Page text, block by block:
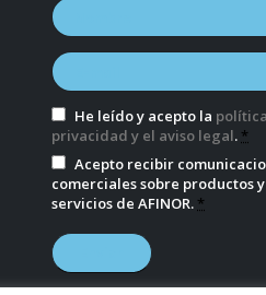
He leído y acepto la
privacidad y el aviso legal. *
Acepto recibir
comerciales sobre productos y
servicios de AFINOR. *